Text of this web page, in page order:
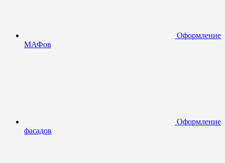
Оформление
МАФов
Оформление
фасадов